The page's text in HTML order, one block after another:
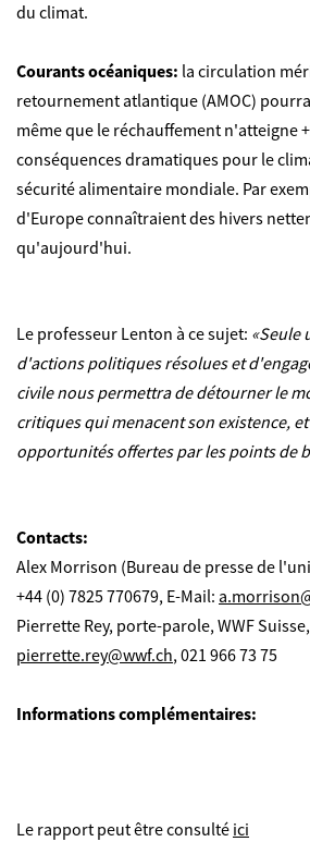
du climat.
Courants océaniques: la circulation
retournement atlantique (AMOC)
même que le réchauffement n'atteigne
conséquences dramatiques pour le
sécurité alimentaire mondiale. Par
d'Europe connaîtraient des hivers
qu'aujourd'hui.
Le professeur Lenton à ce sujet: «Seule
d'actions politiques résolues et
civile nous permettra de détourner le
critiques qui menacent son existence,
opportunités offertes par les points de
Contacts:
Alex Morrison (Bureau de presse de
+44 (0) 7825 770679, E-Mail:
Pierrette Rey, porte-parole, WWF Suisse,
pierrette.rey@wwf.ch, 021 966 73 75
Informations complémentaires:
Le rapport peut être consulté ici